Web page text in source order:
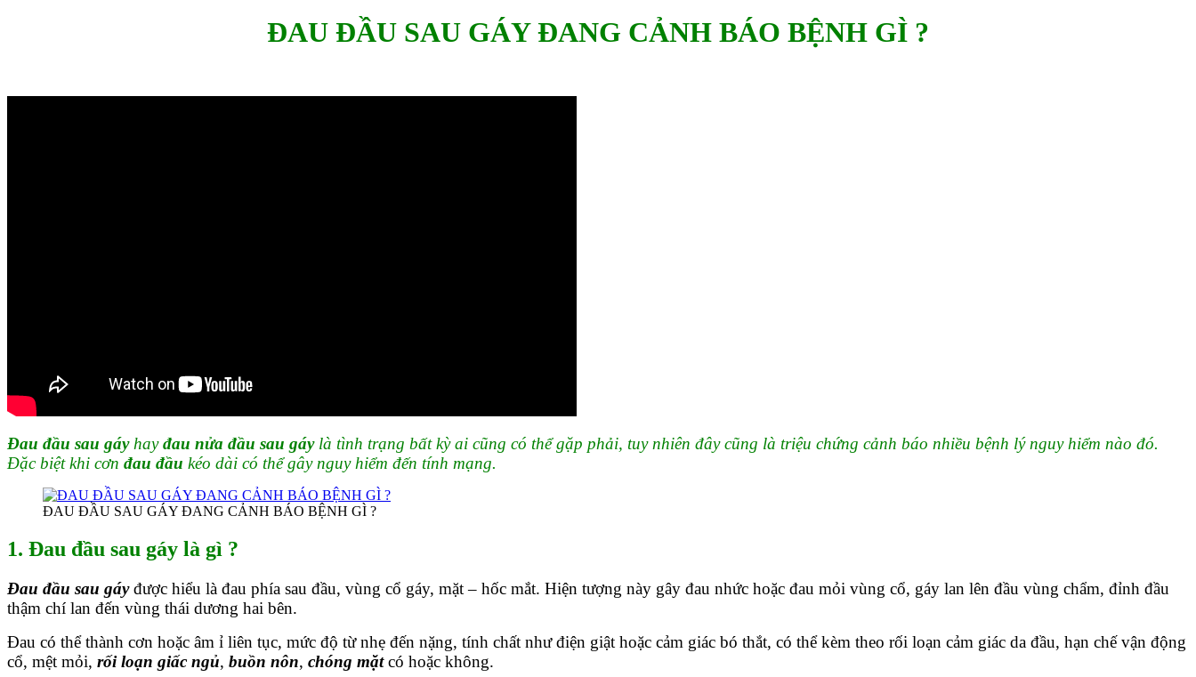
ĐAU ĐẦU SAU GÁY ĐANG CẢNH BÁO BỆNH GÌ ?
Đau đầu sau gáyhayđau nửa đầu sau gáylà tình trạng bất kỳ ai cũng có thể gặp phải, tuy nhiên đây cũng là triệu chứng cảnh báo nhiều bệnh lý nguy hiểm nào đó.
Đặc biệt khi cơn đau đầu kéo dài có thể gây nguy hiểm đến tính mạng.
ĐAU ĐẦU SAU GÁY ĐANG CẢNH BÁO BỆNH GÌ ?
1. Đau đầu sau gáy là gì ?
Đau đầu sau gáyđược hiểu là đau phía sau đầu, vùng cổ gáy, mặt – hốc mắt. Hiện tượng này gây đau nhức hoặc đau mỏi vùng cổ, gáy lan lên đầu vùng chẩm, đỉnh đầu
thậm chí lan đến vùng thái dương hai bên.
Đau có thể thành cơn hoặc âm ỉ liên tục, mức độ từ nhẹ đến nặng, tính chất như điện giật hoặc cảm giác bó thắt, có thể kèm theo rối loạn cảm giác da đầu, hạn chế vận động
cổ, mệt mỏi, rối loạn giấc ngủ, buồn nôn, chóng mặtcó hoặc không.